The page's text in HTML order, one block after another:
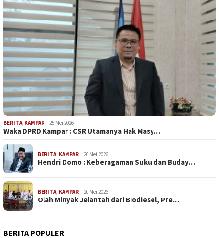
BERITA, KAMPAR 25 Mei 2026
Waka DPRD Kampar : CSR Utamanya Hak Masy…
BERITA, KAMPAR 20 Mei 2026
Hendri Domo : Keberagaman Suku dan Buday…
BERITA, KAMPAR 20 Mei 2026
Olah Minyak Jelantah dari Biodiesel, Pre…
BERITA POPULER